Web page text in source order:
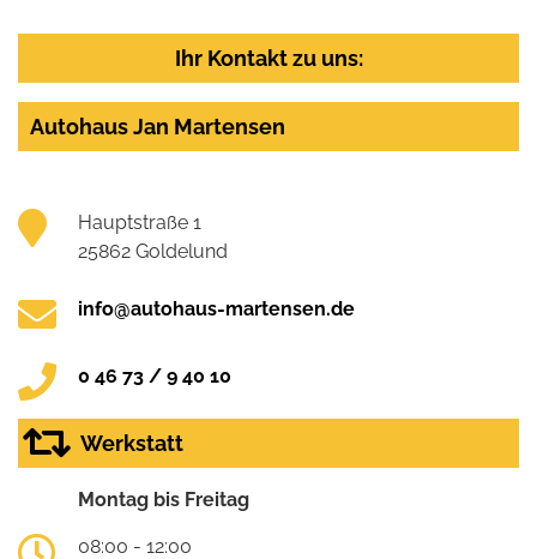
Ihr Kontakt zu uns:
Autohaus Jan Martensen
Hauptstraße 1
25862 Goldelund
info@autohaus-martensen.de
0 46 73 / 9 40 10
Werkstatt
Montag bis Freitag
08:00 - 12:00